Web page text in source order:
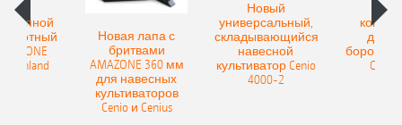
Onland
Новая лапа с
бритвами
AMAZONE 360 мм
для навесных
культиваторов
Cenio и Cenius
Новый
универсальный,
складывающийся
навесной
культиватор Cenio
4000-2
бороны